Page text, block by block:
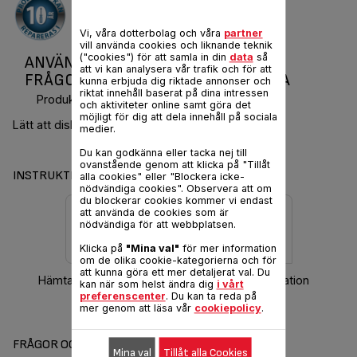
ANVÄNDARMANUAL OCH VANLIGA
FRÅGOR OVATION TYPE 657 SERIE 1A
Produktkod :EF600012
Lätt att diska!
INSTRUKTIONER & GARANTI
Hämta bruksanvisning Garantiinformation
FRÅGOR OCH SVAR
Vi, våra dotterbolag och våra partner
vill använda cookies och liknande teknik
("cookies") för att samla in din data så
att vi kan analysera vår trafik och för att
kunna erbjuda dig riktade annonser och
riktat innehåll baserat på dina intressen
och aktiviteter online samt göra det
möjligt för dig att dela innehåll på sociala
medier.
Du kan godkänna eller tacka nej till
ovanstående genom att klicka på "Tillåt
alla cookies" eller "Blockera icke-
nödvändiga cookies". Observera att om
du blockerar cookies kommer vi endast
att använda de cookies som är
nödvändiga för att webbplatsen.
Klicka på "Mina val" för mer information
om de olika cookie-kategorierna och för
att kunna göra ett mer detaljerat val. Du
kan när som helst ändra dig i vårt
preferenscenter. Du kan ta reda på
mer genom att läsa vår cookiepolicy.
Mina val Tillåt alla Cookies